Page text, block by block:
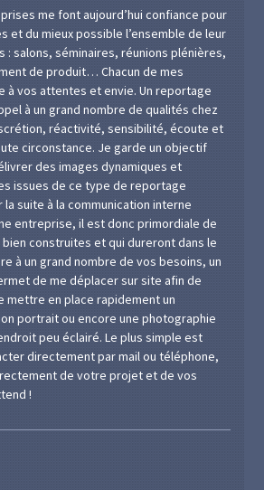
me font aujourd’hui confiance pour
et du mieux possible l’ensemble de leur
: salons, séminaires, réunions plénières,
de produit… Chacun de mes
à vos attentes et envie. Un reportage
à un grand nombre de qualités chez
réactivité, sensibilité, écoute et
circonstance. Je garde un objectif
des images dynamiques et
issues de ce type de reportage
suite à la communication interne
entreprise, il est donc primordiale de
construites et qui dureront dans le
à un grand nombre de vos besoins, un
de me déplacer sur site afin de
mettre en place rapidement un
portrait ou encore une photographie
peu éclairé. Le plus simple est
directement par mail ou téléphone,
de votre projet et de vos
!